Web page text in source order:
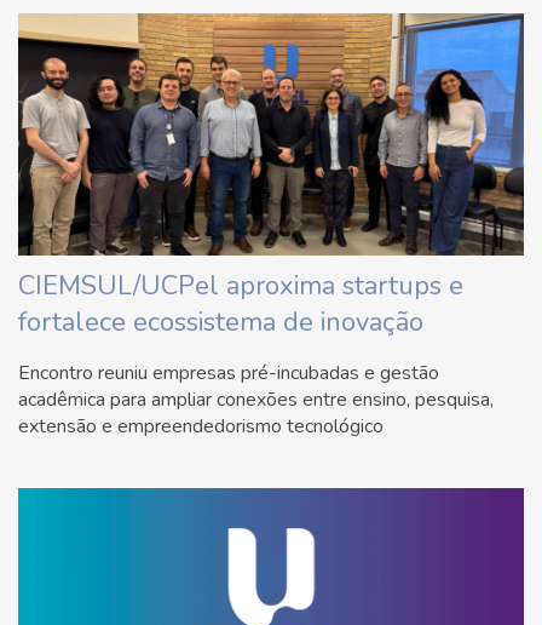
CIEMSUL/UCPel aproxima startups e
fortalece ecossistema de inovação
Encontro reuniu empresas pré-incubadas e gestão
acadêmica para ampliar conexões entre ensino, pesquisa,
extensão e empreendedorismo tecnológico